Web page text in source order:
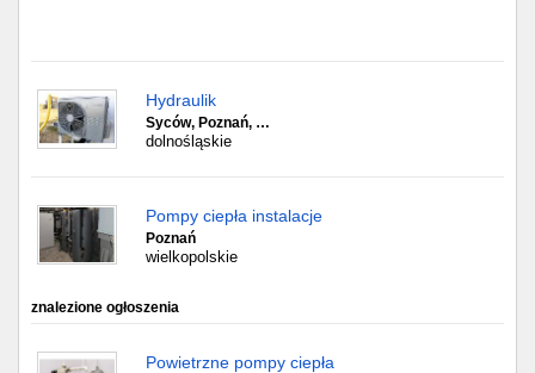
Hydraulik
Syców, Poznań, …
dolnośląskie
Pompy ciepła instalacje
Poznań
wielkopolskie
znalezione ogłoszenia
Powietrzne pompy ciepła